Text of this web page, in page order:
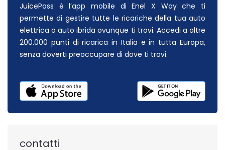
JuicePass è l’app mobile di Enel X Way che ti
permette di gestire tutte le ricariche della tua auto
elettrica o auto ibrida ovunque ti trovi. Accedi a oltre
200.000 punti di ricarica in Italia e in tutta Europa,
senza doverti preoccupare di dove ti trovi.
vai all'app Store
Sito esterno - Apertura in nuova
contatti